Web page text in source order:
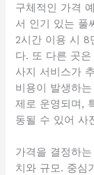
구체적인 가격
서 인기 있는 풀
2시간 이용 시 8
다. 또 다른 곳
사지 서비스가
비용이 발생하
제로 운영되며,
동될 수 있어 사
가격을 결정하
치와 규모. 중심